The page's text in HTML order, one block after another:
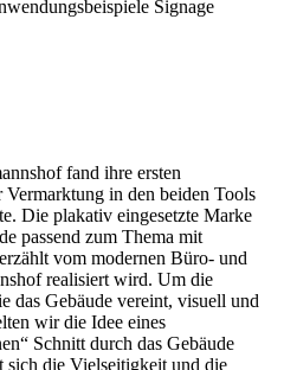
fand ihre ersten
in den beiden Tools
Die plakativ eingesetzte Marke
passend zum Thema mit
vom modernen Büro- und
realisiert wird. Um die
das Gebäude vereint, visuell und
wir die Idee eines
Schnitt durch das Gebäude
sich die Vielseitigkeit und die